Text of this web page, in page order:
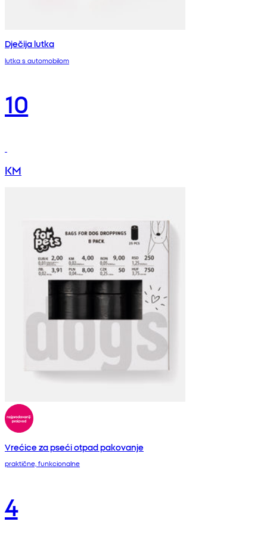
Dječija lutka
lutka s automobilom
10
KM
Vrećice za pseći otpad pakovanje
praktične, funkcionalne
4